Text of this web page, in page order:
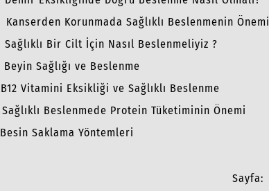
Kanserden Korunmada Sağlıklı Beslenmenin Önemi
Sağlıklı Bir Cilt İçin Nasıl Beslenmeliyiz ?
Beyin Sağlığı ve Beslenme
B12 Vitamini Eksikliği ve Sağlıklı Beslenme
Sağlıklı Beslenmede Protein Tüketiminin Önemi
Besin Saklama Yöntemleri
Sayfa: